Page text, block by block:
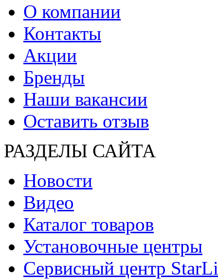
О компании
Контакты
Акции
Бренды
Наши вакансии
Оставить отзыв
РАЗДЕЛЫ САЙТА
Новости
Видео
Каталог товаров
Установочные центры
Сервисный центр